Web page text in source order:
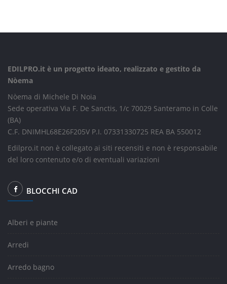
EDILPRO.it è un progetto ideato, realizzato e gestito da
Nòema
Nòema di Michele Di Noia
Sede operativa Via F. De Sanctis, 1/c 70029 Santeramo in Colle
(BA)
C.F. DNIMHL68E26F205V P.I. 07331330725 REA BA 550012
Edilpro.it non è collegato ai siti recensiti e non è responsabile
del loro contenuto e/o di eventuali variazioni
BLOCCHI CAD
Alberi e piante
Arredi
Arredo bagno